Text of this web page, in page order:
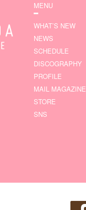
MENU
WHAT’S NEW
NEWS
SCHEDULE
DISCOGRAPHY
PROFILE
MAIL MAGAZINE
STORE
SNS